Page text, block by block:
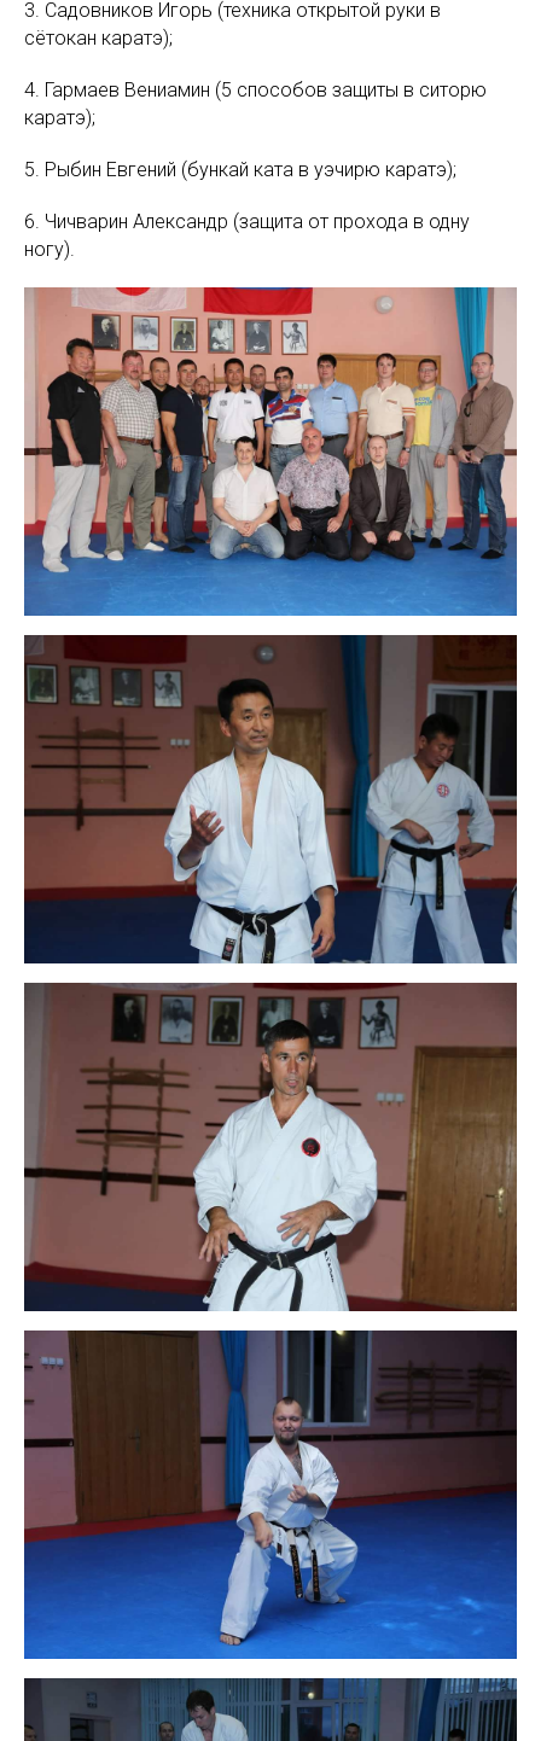
3. Садовников Игорь (техника открытой руки в
сётокан каратэ);
4. Гармаев Вениамин (5 способов защиты в ситорю
каратэ);
5. Рыбин Евгений (бункай ката в уэчирю каратэ);
6. Чичварин Александр (защита от прохода в одну
ногу).